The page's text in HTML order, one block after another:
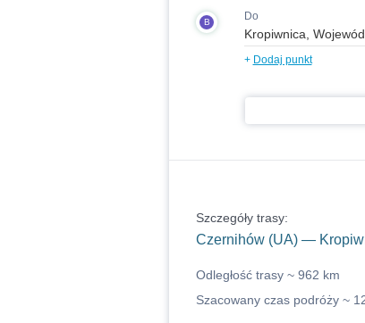
B Do
+ Dodaj punkt
Szczegóły trasy:
Czernihów (UA) —
Odległość trasy ~ 962 km
Szacowany czas podróży ~